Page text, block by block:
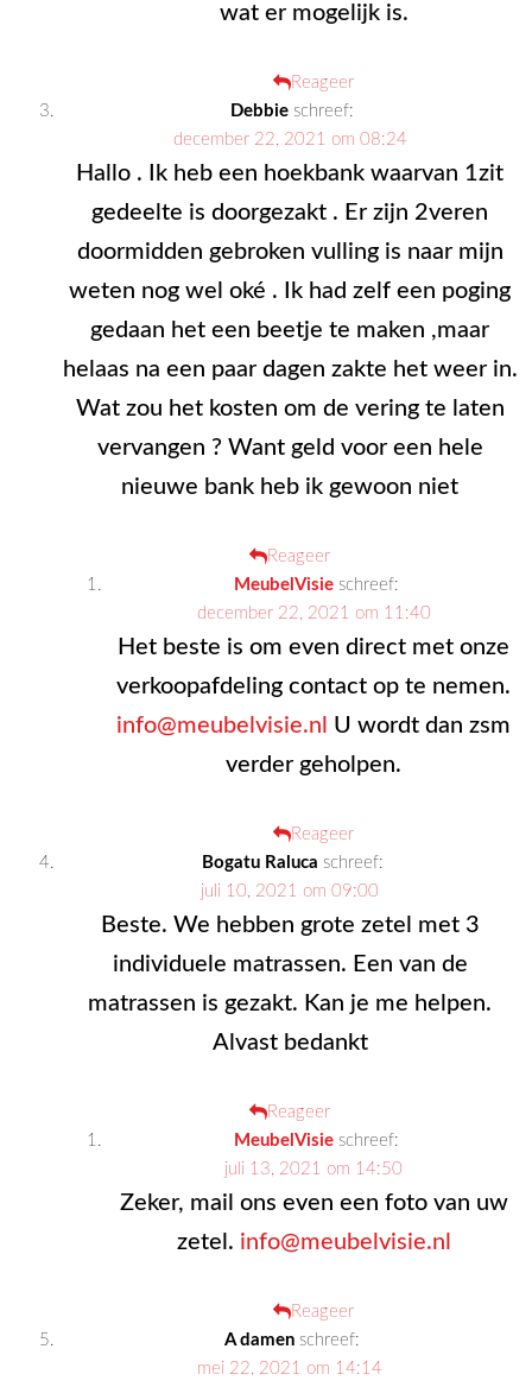
wat er mogelijk is.
Reageer
Debbie schreef:
december 22, 2021 om 08:24
Hallo . Ik heb een hoekbank waarvan 1zit
gedeelte is doorgezakt . Er zijn 2veren
doormidden gebroken vulling is naar mijn
weten nog wel oké . Ik had zelf een poging
gedaan het een beetje te maken ,maar
helaas na een paar dagen zakte het weer in.
Wat zou het kosten om de vering te laten
vervangen ? Want geld voor een hele
nieuwe bank heb ik gewoon niet
Reageer
MeubelVisie schreef:
december 22, 2021 om 11:40
Het beste is om even direct met onze
verkoopafdeling contact op te nemen.
info@meubelvisie.nl U wordt dan zsm
verder geholpen.
Reageer
Bogatu Raluca schreef:
juli 10, 2021 om 09:00
Beste. We hebben grote zetel met 3
individuele matrassen. Een van de
matrassen is gezakt. Kan je me helpen.
Alvast bedankt
Reageer
MeubelVisie schreef:
juli 13, 2021 om 14:50
Zeker, mail ons even een foto van uw
zetel. info@meubelvisie.nl
Reageer
A damen schreef:
mei 22, 2021 om 14:14